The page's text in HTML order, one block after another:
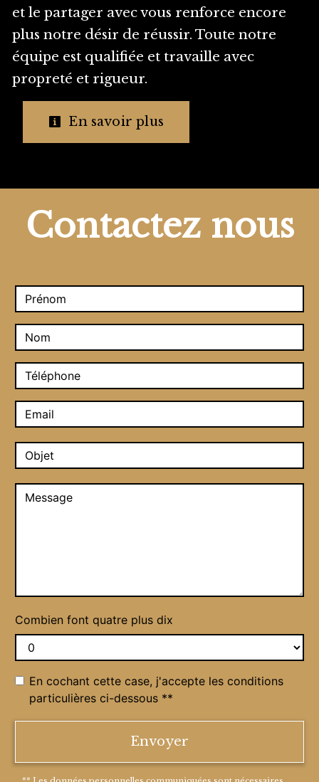
et le partager avec vous renforce encore
plus notre désir de réussir. Toute notre
équipe est qualifiée et travaille avec
propreté et rigueur.
En savoir plus
Contactez nous
Combien font quatre plus dix
En cochant cette case, j'accepte les conditions
particulières ci-dessous **
Envoyer